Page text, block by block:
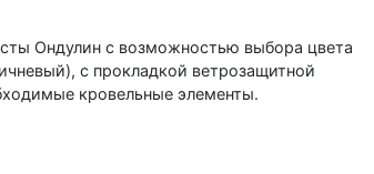
Ондулин с возможностью выбора цвета
с прокладкой ветрозащитной
кровельные элементы.